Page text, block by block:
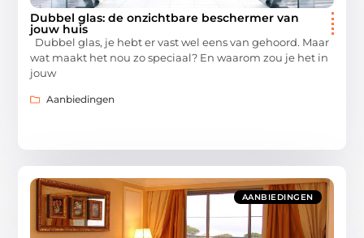
Dubbel glas: de onzichtbare beschermer van
jouw huis
Dubbel glas, je hebt er vast wel eens van gehoord. Maar
wat maakt het nou zo speciaal? En waarom zou je het in
jouw
Aanbiedingen
AANBIEDINGEN